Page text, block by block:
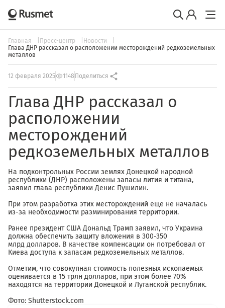
Главная Пресс-центр
Новости
Глава ДНР рассказал о расположении месторождений редкоземельных
металлов
12 февраля 2025 1148 Поделиться
Глава ДНР рассказал о
расположении
месторождений
редкоземельных металлов
На подконтрольных России землях Донецкой народной
республики (ДНР) расположены запасы лития и титана,
заявил глава республики Денис Пушилин.
При этом разработка этих месторождений еще не началась
из-за необходимости разминирования территории.
Ранее президент США Дональд Трамп заявил, что Украина
должна обеспечить защиту вложения в 300-350
млрд долларов. В качестве компенсации он потребовал от
Киева доступа к запасам редкоземельных металлов.
Отметим, что совокупная стоимость полезных ископаемых
оценивается в 15 трлн долларов, при этом более 70%
находятся на территории Донецкой и Луганской республик.
Фото: Shutterstock.com